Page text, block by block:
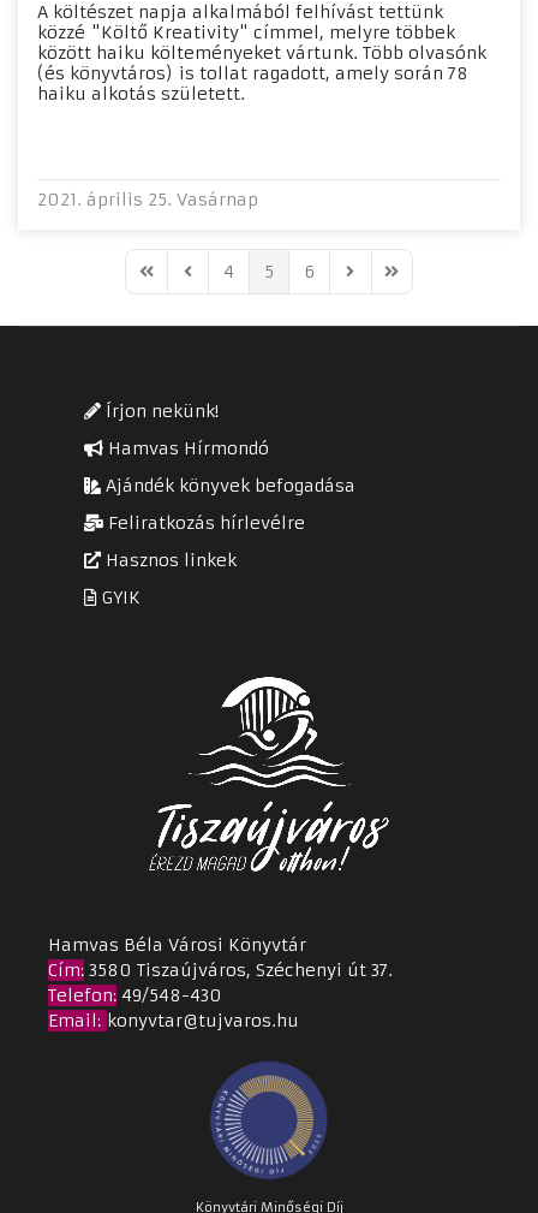
A költészet napja alkalmából felhívást tettünk
közzé "Költő Kreativity" címmel, melyre többek
között haiku költeményeket vártunk. Több olvasónk
(és könyvtáros) is tollat ragadott, amely során 78
haiku alkotás született.
2021. április 25. Vasárnap
First PagePrevious Page
4 5 6 Next PageLast Page
Írjon nekünk!
Hamvas Hírmondó
Ajándék könyvek befogadása
Feliratkozás hírlevélre
Hasznos linkek
GYIK
Hamvas Béla Városi Könyvtár
Cím: 3580 Tiszaújváros, Széchenyi út 37.
Telefon: 49/548-430
Email: konyvtar@tujvaros.hu
Könyvtári Minőségi Díj